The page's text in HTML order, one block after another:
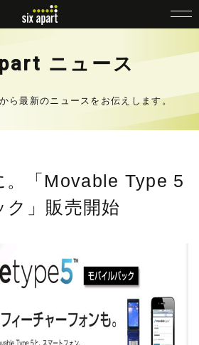
ニュース
ら最新のニュースをお伝えします。
。「Movable Type 5
」販売開始